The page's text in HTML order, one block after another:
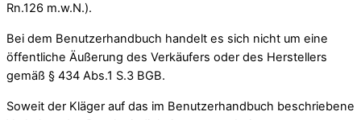
Rn.126 m.w.N.).
Bei dem Benutzerhandbuch handelt es sich nicht um eine
öffentliche Äußerung des Verkäufers oder des Herstellers
gemäß § 434 Abs.1 S.3 BGB.
Soweit der Kläger auf das im Benutzerhandbuch beschriebene